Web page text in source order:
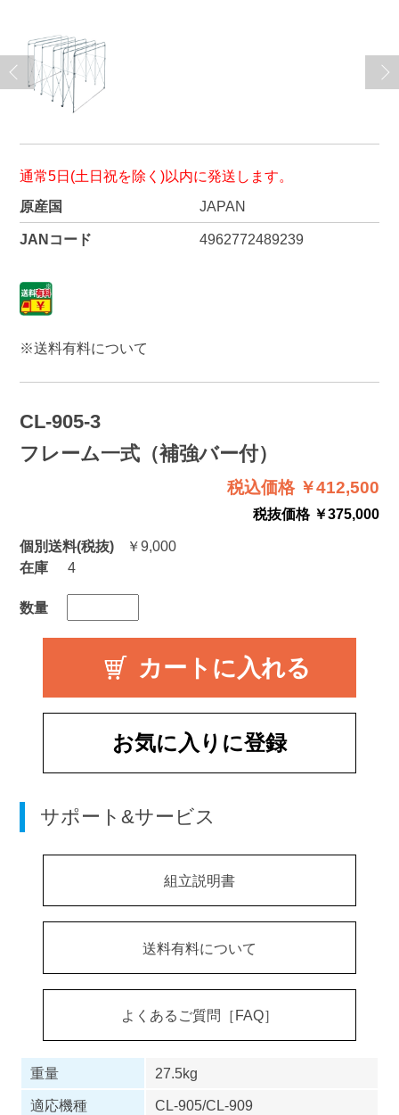
通常5日(土日祝を除く)以内に発送します。
原産国
JAPAN
JANコード 4962772489239
※送料有料について
CL-905-3
フレーム一式（補強バー付）
税込価格 ￥412,500
税抜価格 ￥375,000
個別送料(税抜)
￥9,000
在庫
4
数量
お気に入りに登録
サポート&サービス
組立説明書
送料有料について
よくあるご質問［FAQ］
重量
27.5kg
適応機種
CL-905/CL-909